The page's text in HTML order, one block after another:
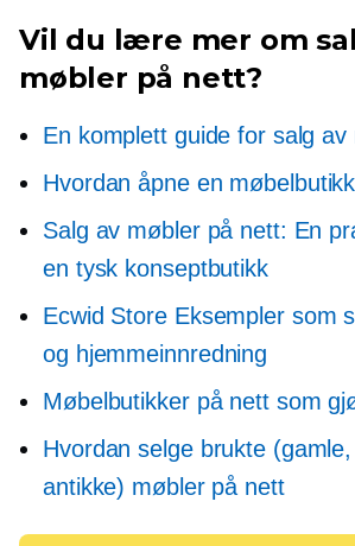
Vil du lære mer om
møbler på nett?
En komplett guide for salg
Hvordan åpne en
Salg av møbler på nett: En
en tysk konseptbutikk
Ecwid Store Eksempler som
og hjemmeinnredning
Møbelbutikker på nett som
Hvordan selge brukte
antikke) møbler på nett